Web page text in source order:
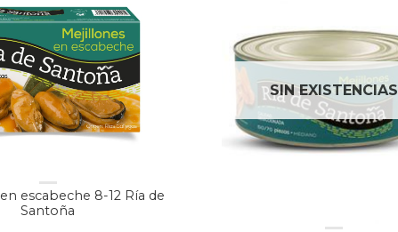
escabeche 8-12 Ría de
Santoña
SIN EXISTENCIAS